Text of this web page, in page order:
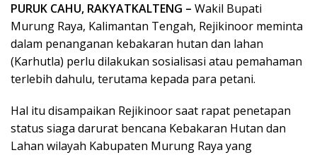
PURUK CAHU, RAKYATKALTENG – Wakil Bupati
Murung Raya, Kalimantan Tengah, Rejikinoor meminta
dalam penanganan kebakaran hutan dan lahan
(Karhutla) perlu dilakukan sosialisasi atau pemahaman
terlebih dahulu, terutama kepada para petani.
Hal itu disampaikan Rejikinoor saat rapat penetapan
status siaga darurat bencana Kebakaran Hutan dan
Lahan wilayah Kabupaten Murung Raya yang